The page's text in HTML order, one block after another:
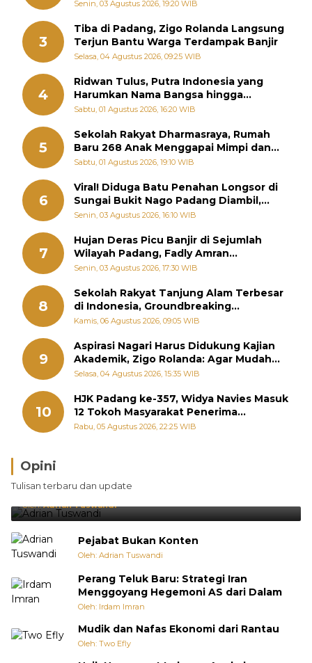
Senin, 03 Agustus 2026, 19:20 WIB
3
Tiba di Padang, Zigo Rolanda Langsung
Terjun Bantu Warga Terdampak Banjir
Selasa, 04 Agustus 2026, 09:25 WIB
4
Ridwan Tulus, Putra Indonesia yang
Harumkan Nama Bangsa hingga
Diabadikan dalam Buku Jepang
Sabtu, 01 Agustus 2026, 16:20 WIB
5
Sekolah Rakyat Dharmasraya, Rumah
Baru 268 Anak Menggapai Mimpi dan
Memutus Rantai Kemiskinan
Sabtu, 01 Agustus 2026, 19:10 WIB
6
Viral! Diduga Batu Penahan Longsor di
Sungai Bukit Nago Padang Diambil,
Warga Khawatir Bencana Terulang
Senin, 03 Agustus 2026, 16:10 WIB
7
Hujan Deras Picu Banjir di Sejumlah
Wilayah Padang, Fadly Amran
Perintahkan OPD Siaga
Senin, 03 Agustus 2026, 17:30 WIB
8
Sekolah Rakyat Tanjung Alam Terbesar
di Indonesia, Groundbreaking
September
Kamis, 06 Agustus 2026, 09:05 WIB
9
Aspirasi Nagari Harus Didukung Kajian
Akademik, Zigo Rolanda: Agar Mudah
Diperjuangkan di Kementerian
Selasa, 04 Agustus 2026, 15:35 WIB
10
HJK Padang ke-357, Widya Navies Masuk
12 Tokoh Masyarakat Penerima
Penghargaan Pemko Padang
Rabu, 05 Agustus 2026, 22:25 WIB
Opini
Tulisan terbaru dan update
Brasil Lebih Diunggulkan, tetapi Jepang Selalu
Punya Cara Membuat Kejutan
Oleh:Adrian Tuswandi
Pejabat Bukan Konten
Oleh: Adrian Tuswandi
Perang Teluk Baru: Strategi Iran
Menggoyang Hegemoni AS dari Dalam
Oleh: Irdam Imran
Mudik dan Nafas Ekonomi dari Rantau
Oleh: Two Efly